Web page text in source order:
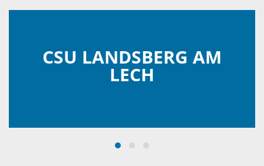
CSU LANDSBERG AM
LECH